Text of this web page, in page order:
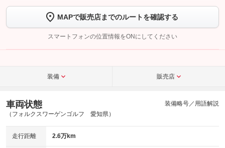
【STEP2】 トーク画面で
完了してください。
こちら
MAPで販売店までのルートを確認する
スマートフォンの位置情報をONにしてください
装備 販売店
車両状態
（フォルクスワーゲンゴルフ 愛知県）
装備略号／用語解説
走行距離 2.6万km